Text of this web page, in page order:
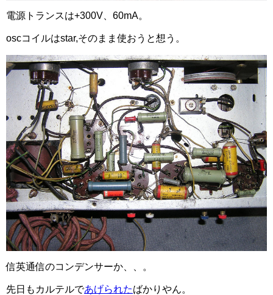
電源トランスは+300V、60mA。
oscコイルはstar,そのまま使おうと想う。
信英通信のコンデンサーか、、。
先日もカルテルであげられたばかりやん。